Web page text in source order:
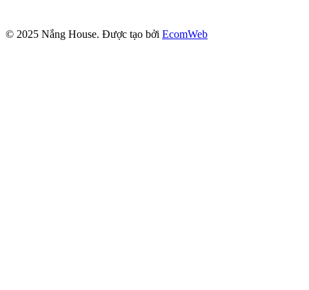
© 2025 Nắng House. Được tạo bởi EcomWeb